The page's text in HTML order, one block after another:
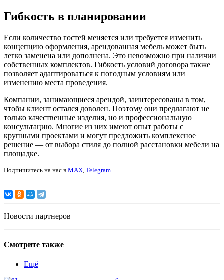
Гибкость в планировании
Если количество гостей меняется или требуется изменить
концепцию оформления, арендованная мебель может быть
легко заменена или дополнена. Это невозможно при наличии
собственных комплектов. Гибкость условий договора также
позволяет адаптироваться к погодным условиям или
изменению места проведения.
Компании, занимающиеся арендой, заинтересованы в том,
чтобы клиент остался доволен. Поэтому они предлагают не
только качественные изделия, но и профессиональную
консультацию. Многие из них имеют опыт работы с
крупными проектами и могут предложить комплексное
решение — от выбора стиля до полной расстановки мебели на
площадке.
Подпишитесь на нас в MAX Telegram
Новости партнеров
Смотрите также
Ещё